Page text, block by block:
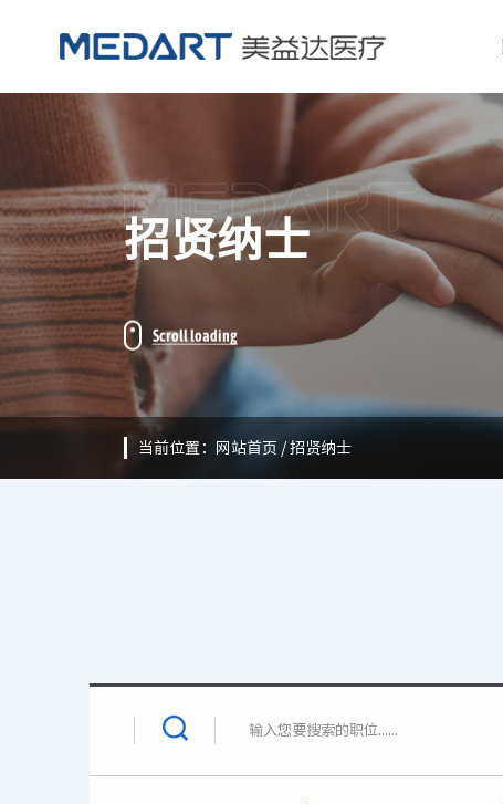
招贤纳士
当前位置： 网站首页 / 招贤纳士